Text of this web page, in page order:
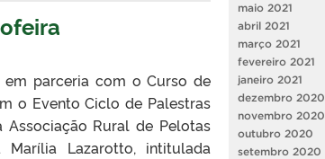
parceria com o Curso de
o Evento Ciclo de Palestras
Rural de Pelotas
Lazarotto, intitulada
maio 2021
abril 2021
março 2021
fevereiro 2021
janeiro 2021
dezembro 2020
novembro 2020
outubro 2020
setembro 2020